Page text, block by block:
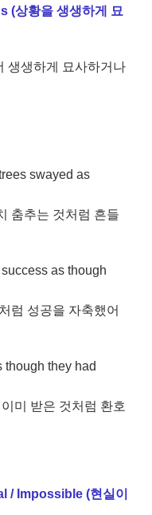
(상황을 생생하게 묘
생생하게 묘사하거나
swayed as
춤추는 것처럼 흔들
as though
럼 성공을 자축했어
though they had
미 받은 것처럼 환호
/ Impossible (현실이